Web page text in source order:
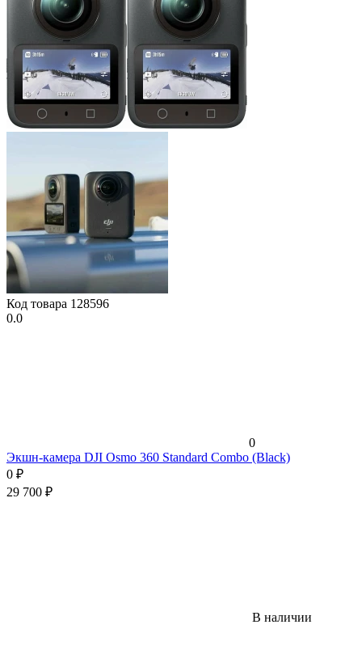
Код товара 128596
0.0
0
Экшн-камера DJI Osmo 360 Standard Combo (Black)
0 ₽
29 700 ₽
В наличии